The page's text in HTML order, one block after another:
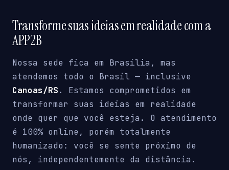
Transforme suas ideias em realidade com a
APP2B
Nossa sede fica em Brasília, mas
atendemos todo o Brasil — inclusive
Canoas/RS. Estamos comprometidos em
transformar suas ideias em realidade
onde quer que você esteja. O atendimento
é 100% online, porém totalmente
humanizado: você se sente próximo de
nós, independentemente da distância.